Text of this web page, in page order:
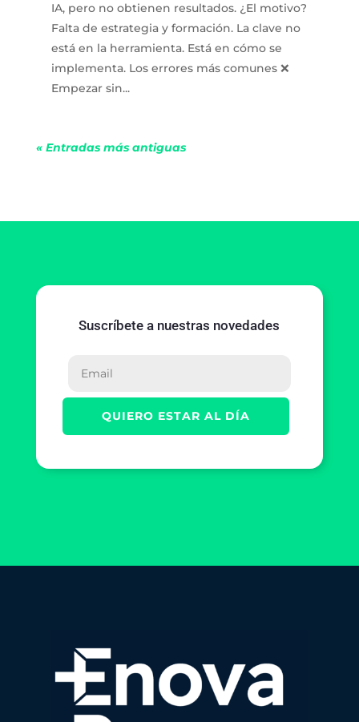
IA, pero no obtienen resultados. ¿El motivo?
Falta de estrategia y formación. La clave no
está en la herramienta. Está en cómo se
implementa. Los errores más comunes ❌
Empezar sin...
« Entradas más antiguas
Suscríbete a nuestras novedades
QUIERO ESTAR AL DÍA